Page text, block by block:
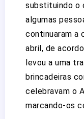
substituindo o
algumas
continuaram a
abril, de
levou a uma
brincadeiras
celebravam o
marcando-os